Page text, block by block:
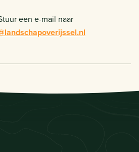
een e-mail naar